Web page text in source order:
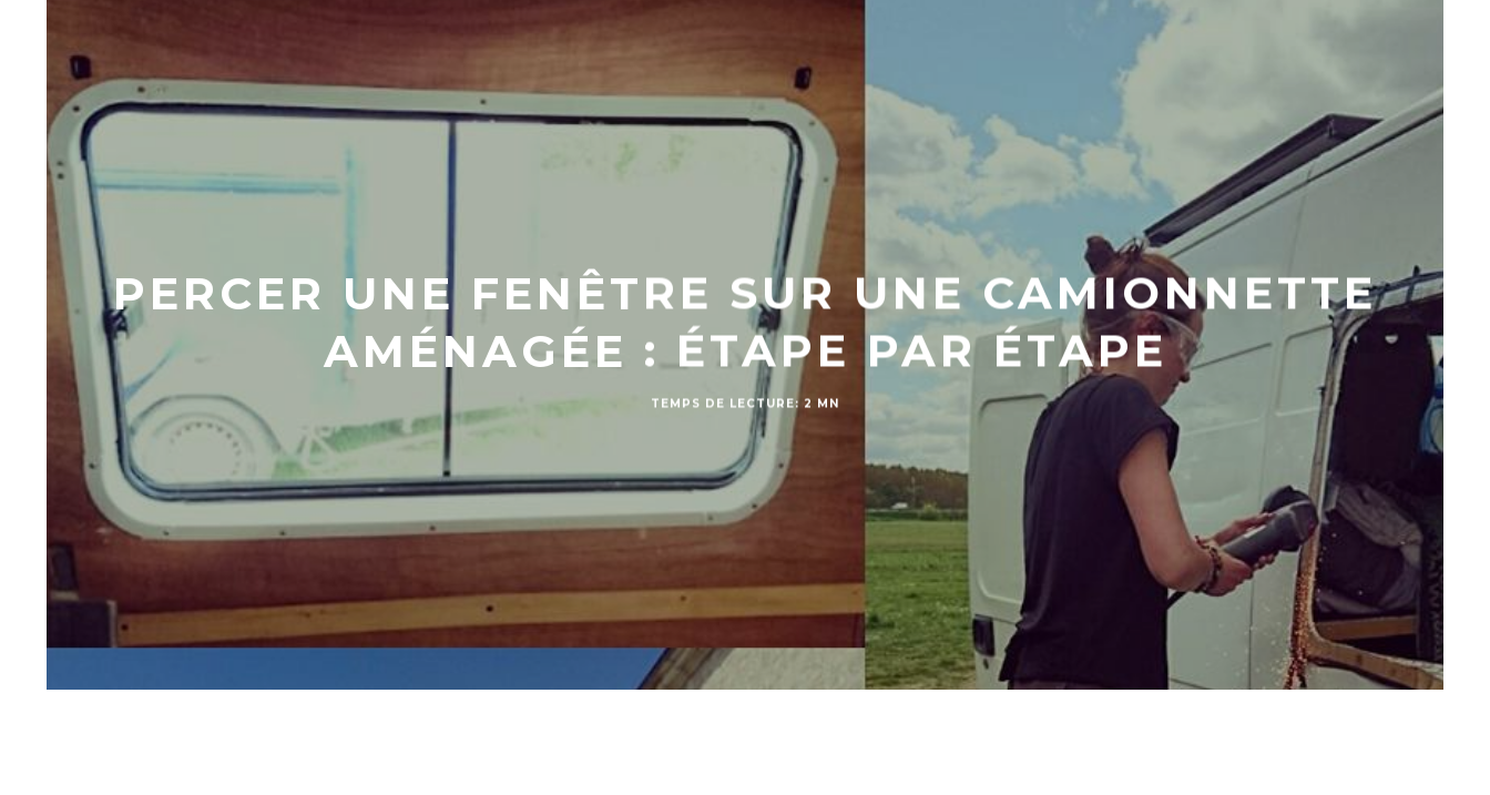
PERCER UNE FENÊTRE SUR UNE CAMIONNETTE
AMÉNAGÉE : ÉTAPE PAR ÉTAPE
TEMPS DE LECTURE: 2 MN